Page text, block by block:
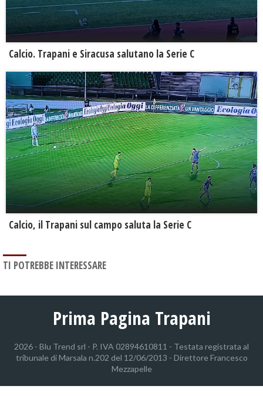
Calcio. Trapani e Siracusa salutano la Serie C
Calcio, il Trapani sul campo saluta la Serie C
TI POTREBBE INTERESSARE
Prima Pagina Trapani
2026 - Blu Trend srl - P. IVA 02894610811 - Testata registrata al
tribunale di Marsala n.202 del 12/06/2013 - Direttore Francesco
Mezzapelle